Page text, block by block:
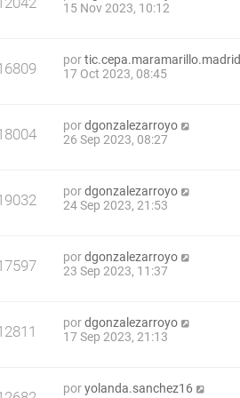
15 Nov 2023, 10:12
portic.cepa.maramarillo.madrid
17 Oct 2023, 08:45
pordgonzalezarroyo
26 Sep 2023, 08:27
pordgonzalezarroyo
24 Sep 2023, 21:53
pordgonzalezarroyo
23 Sep 2023, 11:37
pordgonzalezarroyo
17 Sep 2023, 21:13
poryolanda.sanchez16